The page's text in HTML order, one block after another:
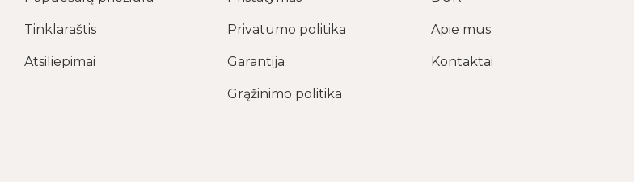
Tinklaraštis
Atsiliepimai
Privatumo politika
Garantija
Grąžinimo politika
Apie mus
Kontaktai